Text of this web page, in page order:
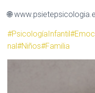
🌐
#PsicologíaInfantil
nal#Niños#Familia